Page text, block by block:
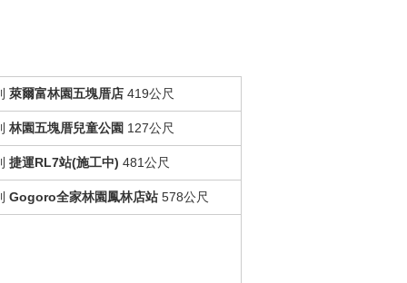
萊爾富林園五塊厝店 419公尺
林園五塊厝兒童公園 127公尺
捷運RL7站(施工中) 481公尺
Gogoro全家林園鳳林店站 578公尺